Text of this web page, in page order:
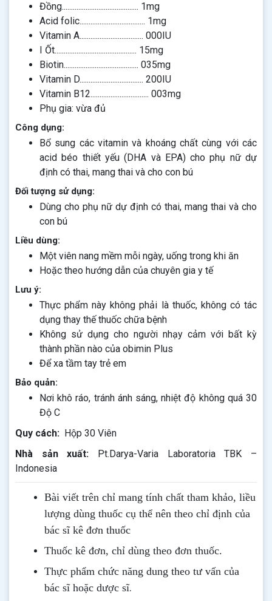
Đồng.......................................... 1mg
Acid folic.................................... 1mg
Vitamin A................................... 000IU
I Ốt............................................. 15mg
Biotin......................................... 035mg
Vitamin D................................... 200IU
Vitamin B12................................ 003mg
Phụ gia: vừa đủ
Công dụng:
Bổ sung các vitamin và khoáng chất cùng với các
acid béo thiết yếu (DHA và EPA) cho phụ nữ dự
định có thai, mang thai và cho con bú
Đối tượng sử dụng:
Dùng cho phụ nữ dự định có thai, mang thai và cho
con bú
Liều dùng:
Một viên nang mềm mỗi ngày, uống trong khi ăn
Hoặc theo hướng dẫn của chuyên gia y tế
Lưu ý:
Thực phẩm này không phải là thuốc, không có tác
dụng thay thế thuốc chữa bệnh
Không sử dụng cho người nhạy cảm với bất kỳ
thành phần nào của obimin Plus
Để xa tầm tay trẻ em
Bảo quản:
Nơi khô ráo, tránh ánh sáng, nhiệt độ không quá 30
Độ C
Quy cách: Hộp 30 Viên
Nhà sản xuất: Pt.Darya-Varia Laboratoria TBK –
Indonesia
Bài viết trên chỉ mang tính chất tham khảo, liều
lượng dùng thuốc cụ thể nên theo chỉ định của
bác sĩ kê đơn thuốc
Thuốc kê đơn, chỉ dùng theo đơn thuốc.
Thực phẩm chức năng dung theo tư vấn của
bác sĩ hoặc dược sĩ.